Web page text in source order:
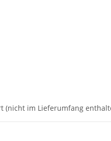
(nicht im Lieferumfang